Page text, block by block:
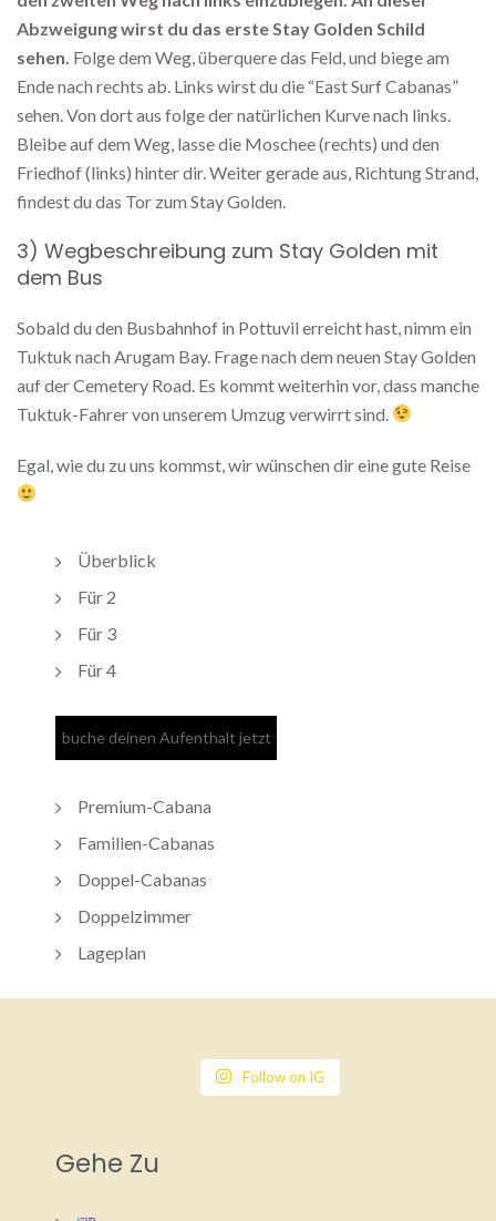
Abzweigung wirst du das erste Stay Golden Schild
sehen. Folge dem Weg, überquere das Feld, und biege am
Ende nach rechts ab. Links wirst du die “East Surf Cabanas”
sehen. Von dort aus folge der natürlichen Kurve nach links.
Bleibe auf dem Weg, lasse die Moschee (rechts) und den
Friedhof (links) hinter dir. Weiter gerade aus, Richtung Strand,
findest du das Tor zum Stay Golden.
3) Wegbeschreibung zum Stay Golden mit
dem Bus
Sobald du den Busbahnhof in Pottuvil erreicht hast, nimm ein
Tuktuk nach Arugam Bay. Frage nach dem neuen Stay Golden
auf der Cemetery Road. Es kommt weiterhin vor, dass manche
Tuktuk-Fahrer von unserem Umzug verwirrt sind.
Egal, wie du zu uns kommst, wir wünschen dir eine gute Reise
Überblick
Für 2
Für 3
Für 4
Premium-Cabana
Familien-Cabanas
Doppel-Cabanas
Doppelzimmer
Lageplan
Follow on IG
Gehe Zu